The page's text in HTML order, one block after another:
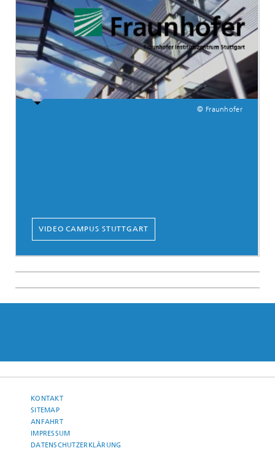
© Fraunhofer
VIDEO CAMPUS STUTTGART
KONTAKT
SITEMAP
ANFAHRT
IMPRESSUM
DATENSCHUTZERKLÄRUNG